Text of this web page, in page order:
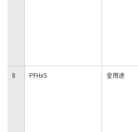
8 PFHxS 全用途